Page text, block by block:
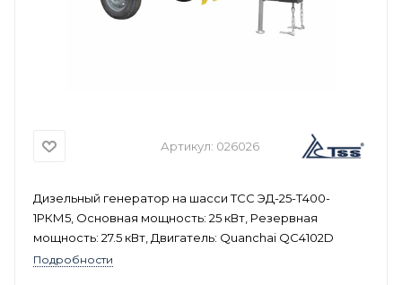
Артикул: 026026
Дизельный генератор на шасси ТСС ЭД-25-Т400-
1РКМ5, Основная мощность: 25 кВт, Резервная
мощность: 27.5 кВт, Двигатель: Quanchai QC4102D
Подробности